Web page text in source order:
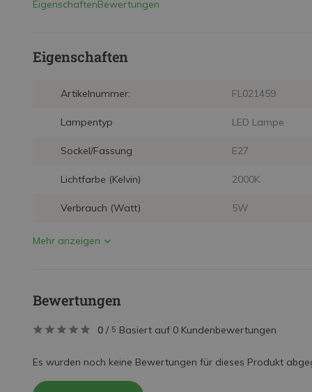
EigenschaftenBewertungen
Eigenschaften
Artikelnummer: FL021459
Lampentyp LED Lampe
Sockel/Fassung E27
Lichtfarbe (Kelvin) 2000K
Verbrauch (Watt) 5W
Mehr anzeigen
Bewertungen
0 / 5 Basiert auf 0 Kundenbewertungen
Es wurden noch keine Bewertungen für dieses Produkt